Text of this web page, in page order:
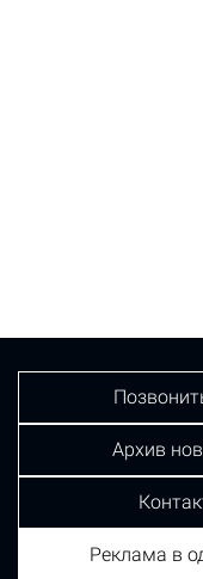
Архив
Реклама в